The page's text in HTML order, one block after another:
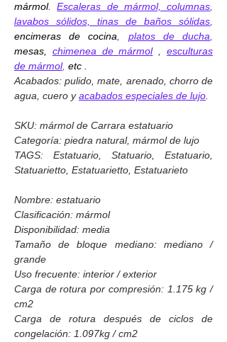
mármol. Escaleras de mármol, columnas
lavabos sólidos, tinas de baños sólidas
encimeras de
cocina platos de ducha
mesas,
chimenea de mármol
esculturas
de mármol, etc
Acabados: pulido, mate, arenado, chorro de
agua, cuero yacabados especiales de lujo
SKU: mármol de Carrara estatuario
Categoría: piedra natural, mármol de lujo
TAGS: Estatuario, Statuario, Estatuario,
Statuarietto, Estatuarietto, Estatuarieto
Nombre: estatuario
Clasificación: mármol
Disponibilidad: media
Tamaño de bloque mediano: mediano /
grande
Uso frecuente: interior / exterior
Carga de rotura por compresión: 1.175 kg /
cm2
Carga de rotura después de ciclos de
congelación: 1.097kg / cm2